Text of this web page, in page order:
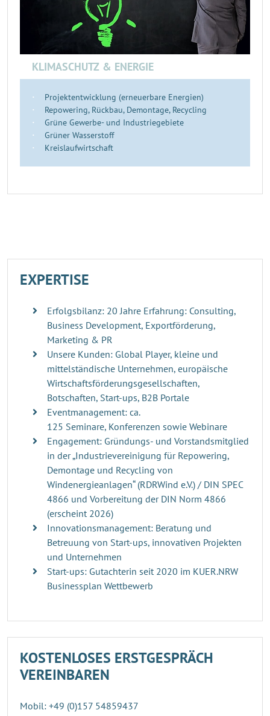
KLIMASCHUTZ & ENERGIE
Projektentwicklung (erneuerbare Energien)
Repowering, Rückbau, Demontage, Recycling
Grüne Gewerbe- und Industriegebiete
Grüner Wasserstoff
Kreislaufwirtschaft
EXPERTISE
Erfolgsbilanz: 20 Jahre Erfahrung: Consulting,
Business Development, Exportförderung,
Marketing & PR
Unsere Kunden: Global Player, kleine und
mittelständische Unternehmen, europäische
Wirtschaftsförderungsgesellschaften,
Botschaften, Start-ups, B2B Portale
Eventmanagement: ca.
125 Seminare, Konferenzen sowie Webinare
Engagement: Gründungs- und Vorstandsmitglied
in der „Industrievereinigung für Repowering,
Demontage und Recycling von
Windenergieanlagen“ (RDRWind e.V.) / DIN SPEC
4866 und Vorbereitung der DIN Norm 4866
(erscheint 2026)
Innovationsmanagement: Beratung und
Betreuung von Start-ups, innovativen Projekten
und Unternehmen
Start-ups: Gutachterin seit 2020 im KUER.NRW
Businessplan Wettbewerb
KOSTENLOSES ERSTGESPRÄCH
VEREINBAREN
Mobil: +49 (0)157 54859437